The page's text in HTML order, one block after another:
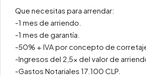
Que necesitas para arrendar:
-1 mes de arriendo.
-1 mes de garantía.
-50% + IVA por concepto de
-Ingresos del 2,5x del valor de
-Gastos Notariales 17.100 CLP.